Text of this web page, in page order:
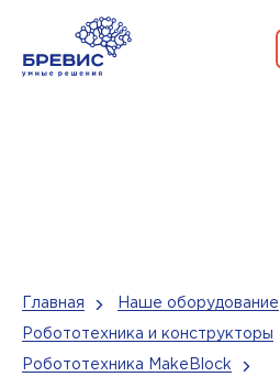
Главная Наше оборудование
Робототехника и конструкторы
Робототехника MakeBlock